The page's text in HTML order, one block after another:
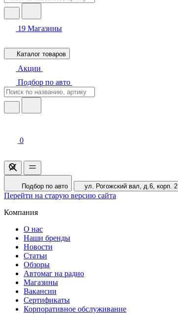
19 Магазины
Каталог товаров
Акции
Подбор по авто
0
Подбор по авто ул. Рогожский вал, д.6, корп. 2
Перейти на старую версию сайта
Компания
О нас
Наши бренды
Новости
Статьи
Обзоры
Автомаг на радио
Магазины
Вакансии
Сертификаты
Корпоративное обслуживание